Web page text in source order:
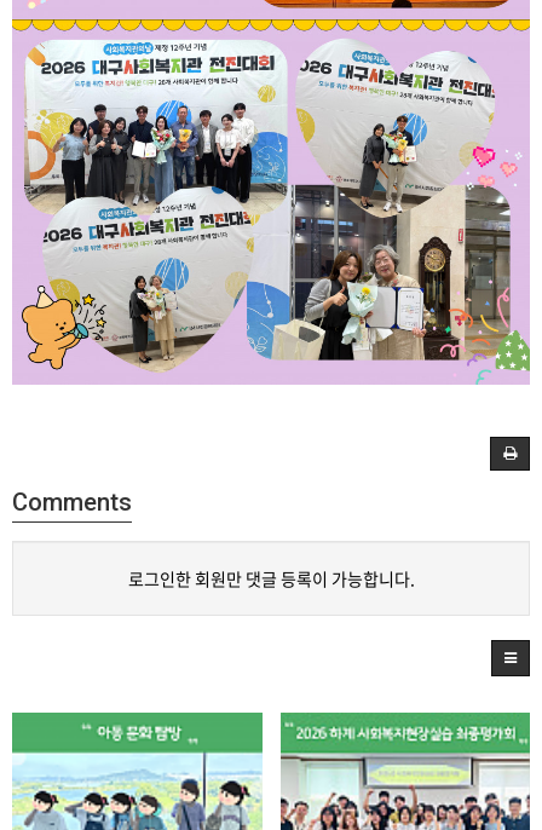
Comments
로그인한 회원만 댓글 등록이 가능합니다.